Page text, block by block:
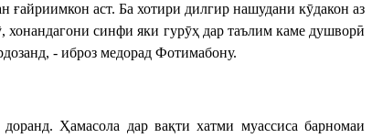
ғайриимкон аст. Ба хотири дилгир нашудани кӯдакон аз
хонандагони синфи яки гурӯҳ дар таълим каме душворӣ
- иброз медорад Фотимабону.
Ҳамасола дар вақти хатми муассиса барномаи